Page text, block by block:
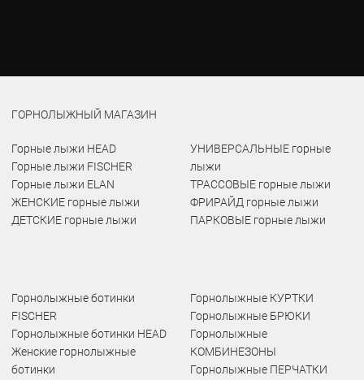
ГОРНОЛЫЖНЫЙ МАГАЗИН
Горные лыжи HEAD
Горные лыжи FISCHER
Горные лыжи ELAN
ЖЕНСКИЕ горные лыжи
ДЕТСКИЕ горные лыжи
УНИВЕРСАЛЬНЫЕ горные
лыжи
ТРАССОВЫЕ горные лыжи
ФРИРАЙД горные лыжи
ПАРКОВЫЕ горные лыжи
Горнолыжные ботинки
FISCHER
Горнолыжные ботинки HEAD
Женские горнолыжные
ботинки
Горнолыжные КУРТКИ
Горнолыжные БРЮКИ
Горнолыжные
КОМБИНЕЗОНЫ
Горнолыжные ПЕРЧАТКИ